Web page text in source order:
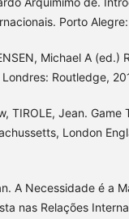
Porto
Michael A (ed.)
Routledge,
TIROLE, Jean. Game
London
A Necessidade é a
nas Relações